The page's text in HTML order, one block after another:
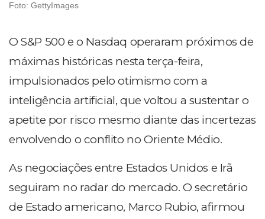
Foto: GettyImages
O S&P 500 e o Nasdaq operaram próximos de
máximas históricas nesta terça-feira,
impulsionados pelo otimismo com a
inteligência artificial, que voltou a sustentar o
apetite por risco mesmo diante das incertezas
envolvendo o conflito no Oriente Médio.
As negociações entre Estados Unidos e Irã
seguiram no radar do mercado. O secretário
de Estado americano, Marco Rubio, afirmou